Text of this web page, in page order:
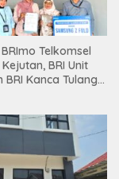
Telkomsel
BRI Unit
Kanca Tulang